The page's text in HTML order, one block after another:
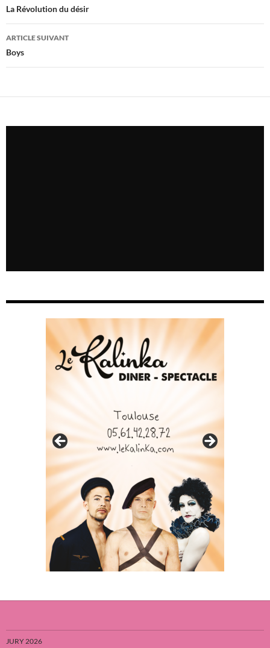
des
articles
La Révolution du désir
ARTICLE SUIVANT
Boys
JURY 2026